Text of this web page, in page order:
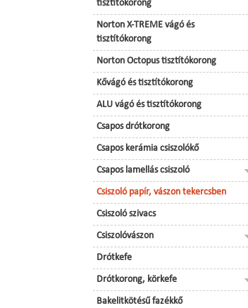
tisztítókorong
Norton X-TREME vágó és
tisztítókorong
Norton Octopus tisztítókorong
Kővágó és tisztítókorong
ALU vágó és tisztítókorong
Csapos drótkorong
Csapos kerámia csiszolókő
Csapos lamellás csiszoló
Csiszoló papír, vászon tekercsben
Csiszoló szivacs
Csiszolóvászon
Drótkefe
Drótkorong, körkefe
Bakelitkötésű fazékkő